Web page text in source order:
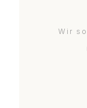
Wir